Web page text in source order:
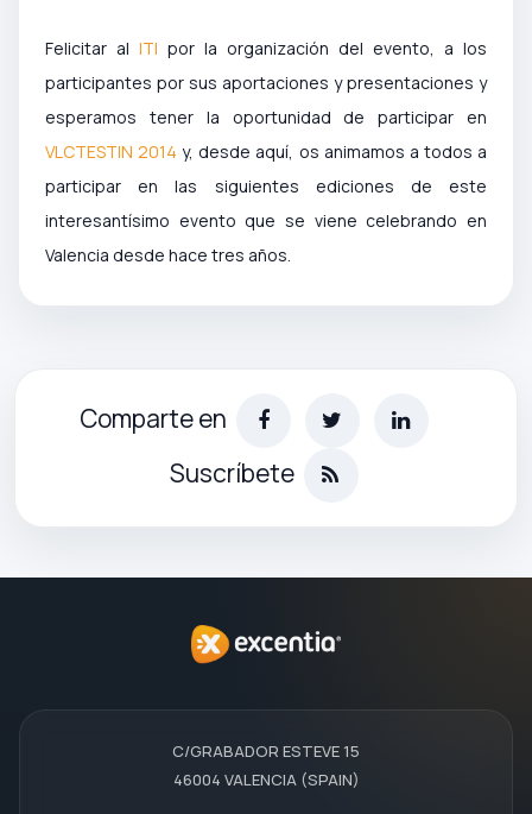
Felicitar al ITI por la organización del evento, a los
participantes por sus aportaciones y presentaciones y
esperamos tener la oportunidad de participar en
VLCTESTIN 2014 y, desde aquí, os animamos a todos a
participar en las siguientes ediciones de este
interesantísimo evento que se viene celebrando en
Valencia desde hace tres años.
Comparte en
Suscríbete
C/GRABADOR ESTEVE 15
46004 VALENCIA (SPAIN)